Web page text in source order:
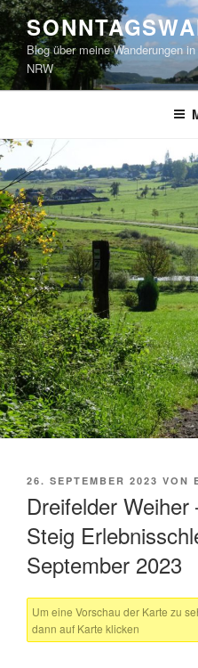
Zum
Inhalt
springenBlog über meine Wanderungen
NRW
VERÖFFENTLICHT
26. SEPTEMBER 2023 VON
Dreifelder
Steig
September 2023
Um eine Vorschau der Karte zu
dann auf Karte klicken